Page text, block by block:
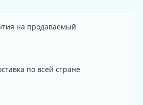
на продаваемый
по всей стране